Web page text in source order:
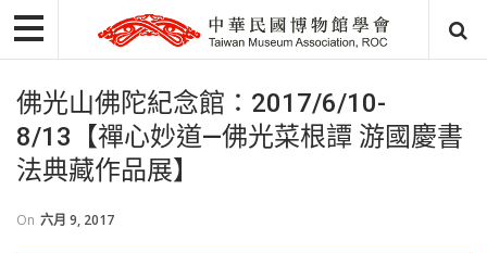
佛光山佛陀紀念館：2017/6/10-
8/13【禪心妙道—佛光菜根譚 游國慶書
法典藏作品展】
On 六月 9, 2017